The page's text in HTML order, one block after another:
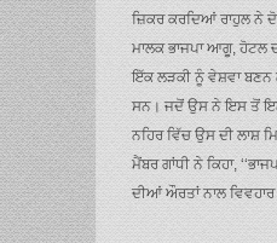
ਜ਼ਿਕਰ ਕਰਦਿਆਂ ਰਾਹੁਲ ਨੇ
ਮਾਲਕ ਭਾਜਪਾ ਆਗੂ, ਹੋਟਲ
ਇੱਕ ਲੜਕੀ ਨੂੰ ਵੇਸ਼ਵਾ
ਸਨ। ਜਦੋਂ ਉਸ ਨੇ ਇਸ ਤੋਂ
ਨਹਿਰ ਵਿੱਚ ਉਸ ਦੀ ਲਾਸ਼
ਮੈਂਬਰ ਗਾਂਧੀ ਨੇ ਕਿਹਾ,
ਦੀਆਂ ਔਰਤਾਂ ਨਾਲ ਵਿਵਹਾਰ